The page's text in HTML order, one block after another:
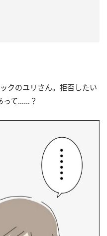
クのユリさん。拒否したい
って……？